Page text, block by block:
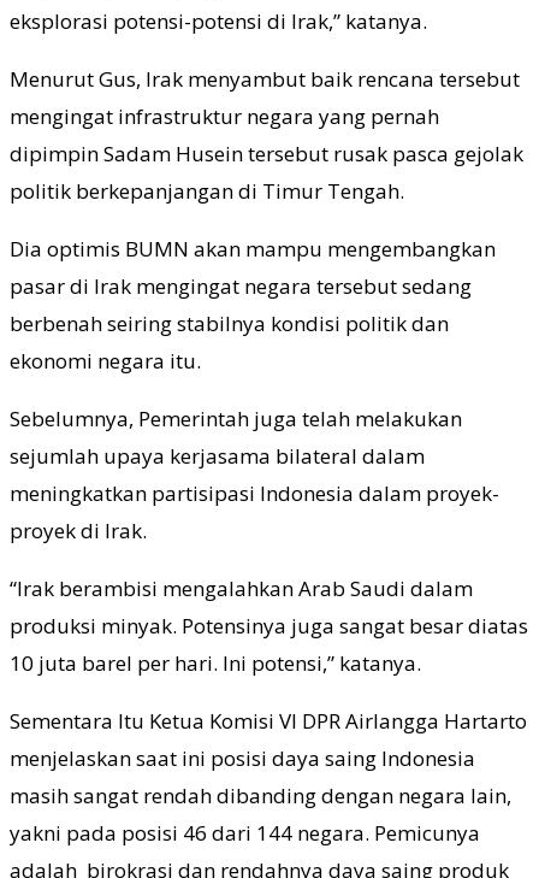
eksplorasi potensi-potensi di Irak,” katanya.
Menurut Gus, Irak menyambut baik rencana tersebut
mengingat infrastruktur negara yang pernah
dipimpin Sadam Husein tersebut rusak pasca gejolak
politik berkepanjangan di Timur Tengah.
Dia optimis BUMN akan mampu mengembangkan
pasar di Irak mengingat negara tersebut sedang
berbenah seiring stabilnya kondisi politik dan
ekonomi negara itu.
Sebelumnya, Pemerintah juga telah melakukan
sejumlah upaya kerjasama bilateral dalam
meningkatkan partisipasi Indonesia dalam proyek-
proyek di Irak.
“Irak berambisi mengalahkan Arab Saudi dalam
produksi minyak. Potensinya juga sangat besar diatas
10 juta barel per hari. Ini potensi,” katanya.
Sementara Itu Ketua Komisi VI DPR Airlangga Hartarto
menjelaskan saat ini posisi daya saing Indonesia
masih sangat rendah dibanding dengan negara lain,
yakni pada posisi 46 dari 144 negara. Pemicunya
adalah birokrasi dan rendahnya daya saing produk